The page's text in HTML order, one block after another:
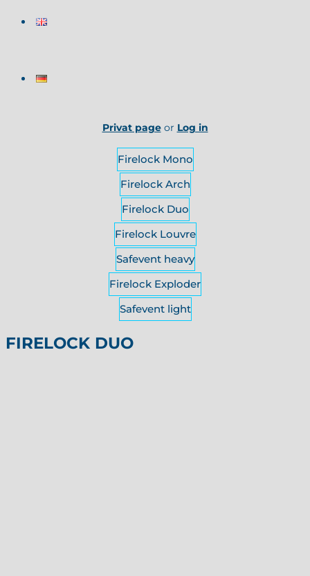
Privat pageor Log in
Firelock Mono
Firelock Arch
Firelock Duo
Firelock Louvre
Safevent heavy
Firelock Exploder
Safevent light
FIRELOCK DUO